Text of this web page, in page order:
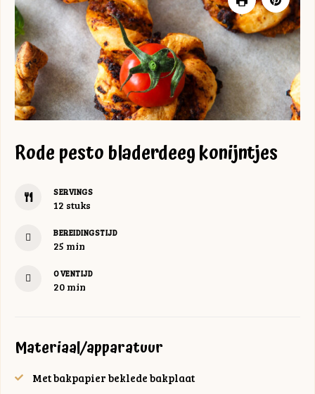
Rode pesto bladerdeeg konijntjes
SERVINGS
12 stuks
BEREIDINGSTIJD
25 minuten
min
OVENTIJD
20minuten
min
Materiaal/apparatuur
Met bakpapier beklede bakplaat